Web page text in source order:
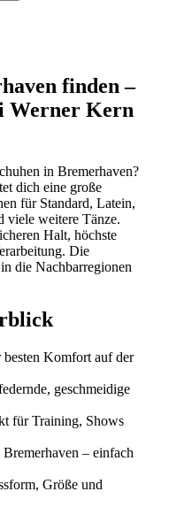
finden –
Werner Kern
in Bremerhaven?
dich eine große
für Standard, Latein,
viele weitere Tänze.
Halt, höchste
Die
die Nachbarregionen
besten Komfort auf der
geschmeidige
für Training, Shows
– einfach
Größe und